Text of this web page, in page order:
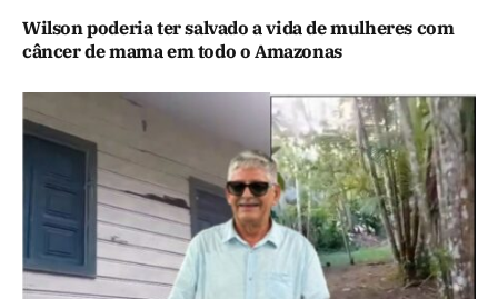
Wilson poderia ter salvado a vida de mulheres com
câncer de mama em todo o Amazonas